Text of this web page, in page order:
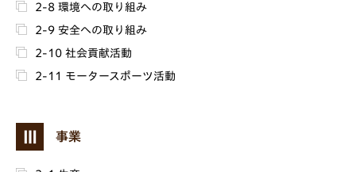
2-8 環境への取り組み
2-9 安全への取り組み
2-10 社会貢献活動
2-11 モータースポーツ活動
事業